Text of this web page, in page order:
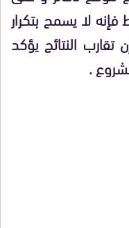
لا يسمح بتكرار
النتائج يؤكد
.